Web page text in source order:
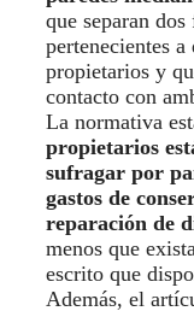
que separan dos
pertenecientes a
propietarios y
contacto con
La normativa
propietarios
sufragar por
gastos de
reparación de
menos que
escrito que
Además, el